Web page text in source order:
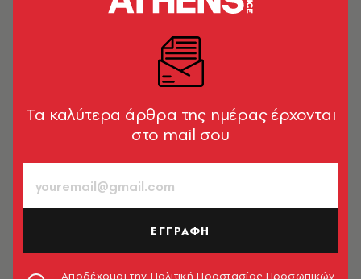
Tα καλύτερα άρθρα της ημέρας έρχονται
στο mail σου
ΕΓΓΡΑΦΗ
Αποδέχομαι την Πολιτική Προστασίας Προσωπικών